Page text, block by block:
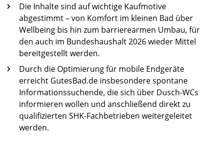
Die Inhalte sind auf wichtige Kaufmotive
abgestimmt – von Komfort im kleinen Bad über
Wellbeing bis hin zum barrierearmen Umbau, für
den auch im Bundeshaushalt 2026 wieder Mittel
bereitgestellt werden.​
Durch die Optimierung für mobile Endgeräte
erreicht GutesBad.de insbesondere spontane
Informationssuchende, die sich über Dusch-WCs
informieren wollen und anschließend direkt zu
qualifizierten SHK-Fachbetrieben weitergeleitet
werden.​